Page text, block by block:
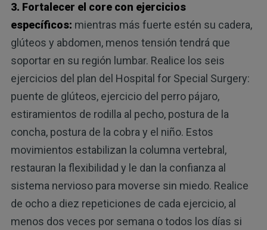
3. Fortalecer el core con ejercicios
específicos: mientras más fuerte estén su cadera,
glúteos y abdomen, menos tensión tendrá que
soportar en su región lumbar. Realice los seis
ejercicios del plan del Hospital for Special Surgery:
puente de glúteos, ejercicio del perro pájaro,
estiramientos de rodilla al pecho, postura de la
concha, postura de la cobra y el niño. Estos
movimientos estabilizan la columna vertebral,
restauran la flexibilidad y le dan la confianza al
sistema nervioso para moverse sin miedo. Realice
de ocho a diez repeticiones de cada ejercicio, al
menos dos veces por semana o todos los días si